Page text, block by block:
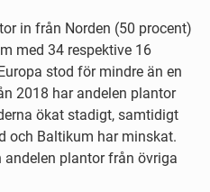
in från Norden (50 procent)
med 34 respektive 16
stod för mindre än en
2018 har andelen plantor
ökat stadigt, samtidigt
och Baltikum har minskat.
andelen plantor från övriga